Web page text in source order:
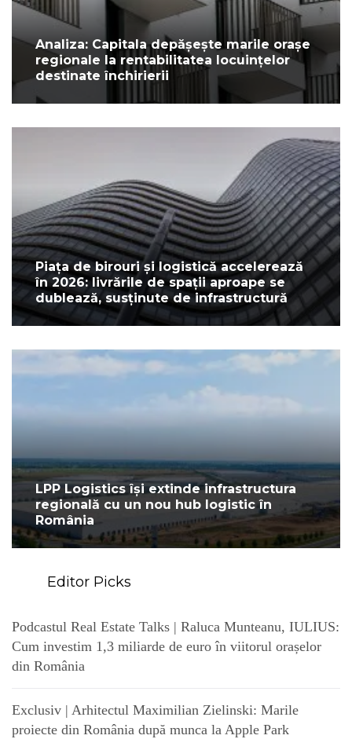
Analiza: Capitala depășește marile orașe
regionale la rentabilitatea locuințelor
destinate închirierii
Piața de birouri și logistică accelerează
în 2026: livrările de spații aproape se
dublează, susținute de infrastructură
LPP Logistics își extinde infrastructura
regională cu un nou hub logistic în
România
Editor Picks
Podcastul Real Estate Talks | Raluca Munteanu, IULIUS:
Cum investim 1,3 miliarde de euro în viitorul orașelor
din România
Exclusiv | Arhitectul Maximilian Zielinski: Marile
proiecte din România după munca la Apple Park